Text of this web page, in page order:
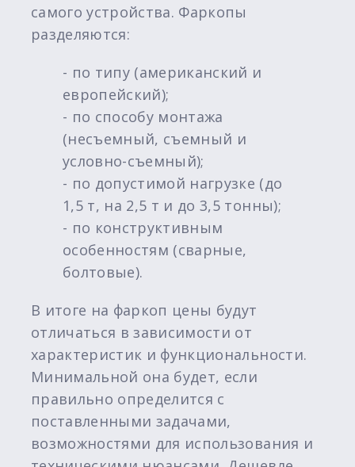
самого устройства. Фаркопы
разделяются:
- по типу (американский и
европейский);
- по способу монтажа
(несъемный, съемный и
условно-съемный);
- по допустимой нагрузке (до
1,5 т, на 2,5 т и до 3,5 тонны);
- по конструктивным
особенностям (сварные,
болтовые).
В итоге на фаркоп цены будут
отличаться в зависимости от
характеристик и функциональности.
Минимальной она будет, если
правильно определится с
поставленными задачами,
возможностями для использования и